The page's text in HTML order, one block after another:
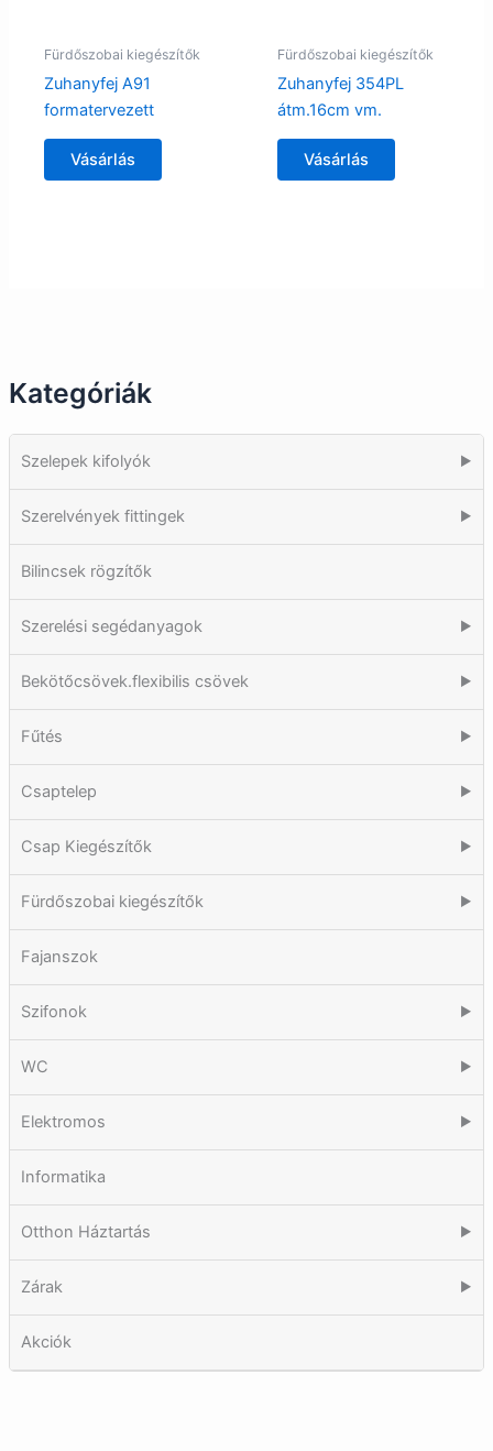
Kategóriák
Szelepek kifolyók ▶
Szerelvények fittingek ▶
Bilincsek rögzítők
Szerelési segédanyagok ▶
Bekötőcsövek.flexibilis csövek ▶
Fűtés ▶
Csaptelep ▶
Csap Kiegészítők ▶
Fürdőszobai kiegészítők ▶
Fajanszok
Szifonok ▶
WC ▶
Elektromos ▶
Informatika
Otthon Háztartás ▶
Zárak ▶
Akciók
Fürdőszobai kiegészítők
Zuhanyfej A91
formatervezett
Vásárlás
Fürdőszobai kiegészítők
Zuhanyfej 354PL
átm.16cm vm.
Vásárlás